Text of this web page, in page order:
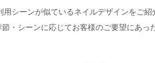
用シーンが似ているネイルデザインをご紹
・シーンに応じてお客様のご要望にあっ